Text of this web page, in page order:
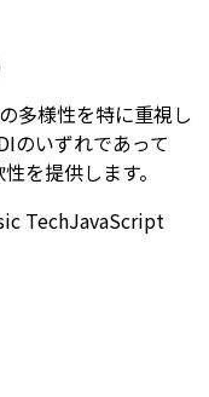
多様性を特に重視し
のいずれであって
を提供します。
TechJavaScript